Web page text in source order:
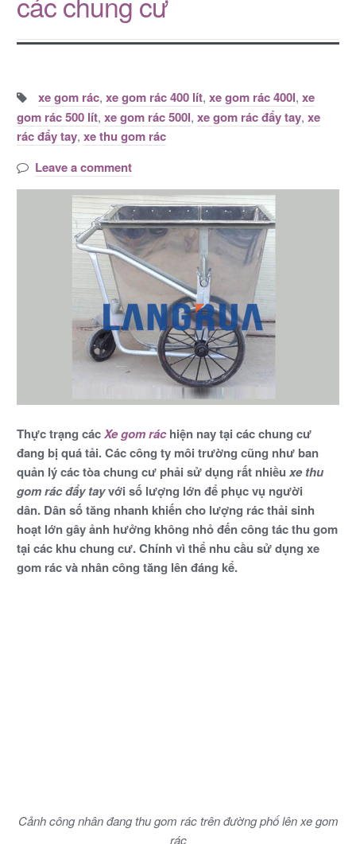
Tags:
xe gom rác, xe gom rác 400 lít, xe gom rác 400l, xe
gom rác 500 lít, xe gom rác 500l, xe gom rác đẩy tay, xe
rác đẩy tay, xe thu gom rác
Leave a comment
Thực trạng cácXe gom ráchiện nay tại các chung cư
đang bị quá tải. Các công ty môi trường cũng như ban
quản lý các tòa chung cư phải sử dụng rất nhiều xe thu
gom rác đẩy tayvới số lượng lớn để phục vụ người
dân. Dân số tăng nhanh khiến cho lượng rác thải sinh
hoạt lớn gây ảnh hưởng không nhỏ đến công tác thu gom
tại các khu chung cư. Chính vì thể nhu cầu sử dụng xe
gom rác và nhân công tăng lên đáng kể.
Cảnh công nhân đang thu gom rác trên đường phố lên xe gom
rác